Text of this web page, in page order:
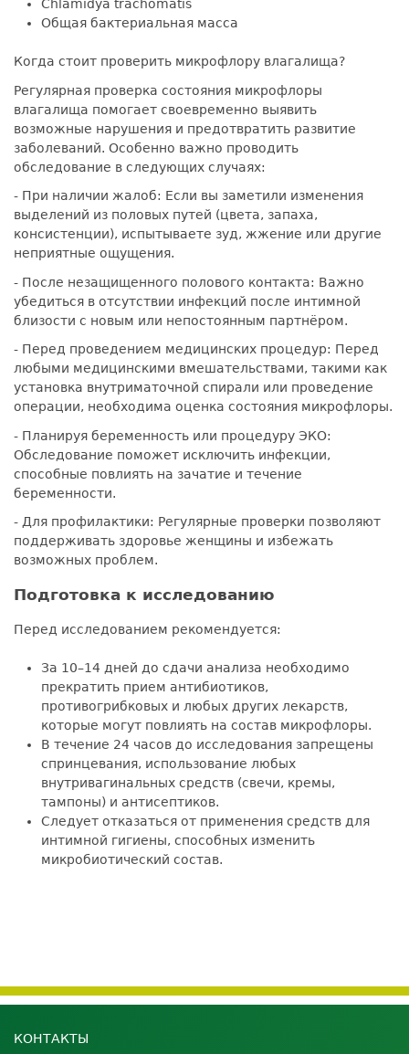
Chlamidya trachomatis
Общая бактериальная масса
Когда стоит проверить микрофлору влагалища?
Регулярная проверка состояния микрофлоры
влагалища помогает своевременно выявить
возможные нарушения и предотвратить развитие
заболеваний. Особенно важно проводить
обследование в следующих случаях:
- При наличии жалоб: Если вы заметили изменения
выделений из половых путей (цвета, запаха,
консистенции), испытываете зуд, жжение или другие
неприятные ощущения.
- После незащищенного полового контакта: Важно
убедиться в отсутствии инфекций после интимной
близости с новым или непостоянным партнёром.
- Перед проведением медицинских процедур: Перед
любыми медицинскими вмешательствами, такими как
установка внутриматочной спирали или проведение
операции, необходима оценка состояния микрофлоры.
- Планируя беременность или процедуру ЭКО:
Обследование поможет исключить инфекции,
способные повлиять на зачатие и течение
беременности.
- Для профилактики: Регулярные проверки позволяют
поддерживать здоровье женщины и избежать
возможных проблем.
Подготовка к исследованию
Перед исследованием рекомендуется:
За 10–14 дней до сдачи анализа необходимо
прекратить прием антибиотиков,
противогрибковых и любых других лекарств,
которые могут повлиять на состав микрофлоры.
В течение 24 часов до исследования запрещены
спринцевания, использование любых
внутривагинальных средств (свечи, кремы,
тампоны) и антисептиков.
Следует отказаться от применения средств для
интимной гигиены, способных изменить
микробиотический состав.
КОНТАКТЫ